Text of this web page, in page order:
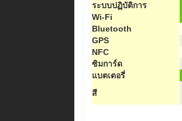
ระบบปฏิบัติการ
Wi-Fi
Bluetooth
GPS
NFC
ซิมการ์ด
แบตเตอรี่
สี